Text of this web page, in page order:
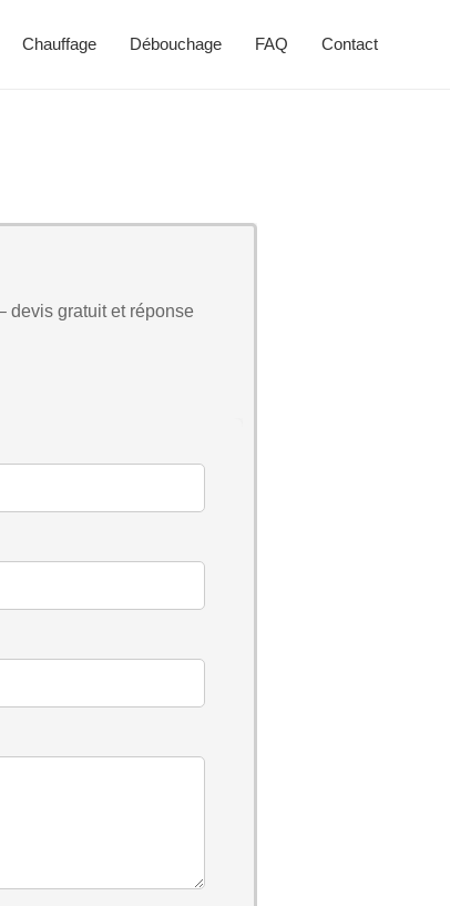
Chauffage Débouchage FAQ Contact
devis gratuit et réponse